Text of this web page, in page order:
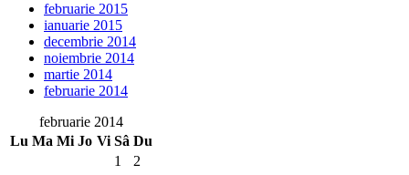
februarie 2015
ianuarie 2015
decembrie 2014
noiembrie 2014
martie 2014
februarie 2014
februarie 2014
Lu Ma Mi Jo Vi Sâ Du
1
2